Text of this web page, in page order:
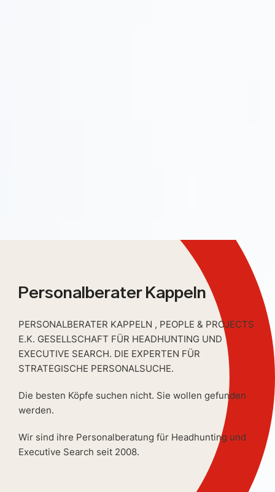
Personalberater Kappeln
PERSONALBERATER KAPPELN , PEOPLE & PROJECTS
E.K. GESELLSCHAFT FÜR HEADHUNTING UND
EXECUTIVE SEARCH. DIE EXPERTEN FÜR
STRATEGISCHE PERSONALSUCHE.
Die besten Köpfe suchen nicht. Sie wollen gefunden
werden.
Wir sind ihre Personalberatung für Headhunting und
Executive Search seit 2008.